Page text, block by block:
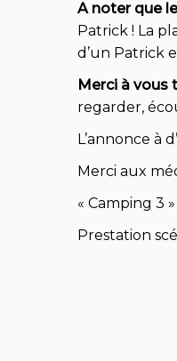
A noter que
Patrick ! La
d’un Patrick
Merci à vous
regarder,
L’annonce à
Merci aux
« Camping 3
Prestation